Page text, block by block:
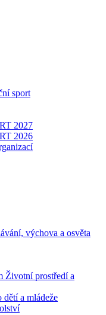
sport
2027
2026
výchova a osvěta
Životní prostředí a
dětí a mládeže